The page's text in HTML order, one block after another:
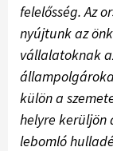
felelősség. Az
nyújtunk az
vállalatoknak
külön a
helyre kerüljön
lebomló